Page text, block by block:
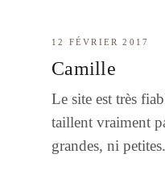
12 FÉVRIER 2017
Camille
Le site est très
taillent vraiment
grandes, ni